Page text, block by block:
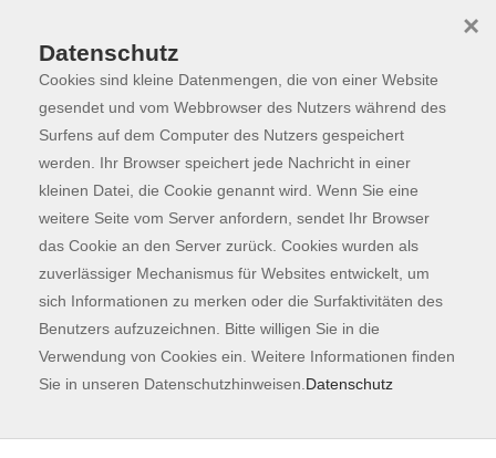
Skip to main content
Programm
Der Kurs konnte nicht gefunden werden.
Kontaktformular
Impressum
AGB
Datenschutzerklärung
Datenschutz
Cookies sind kleine Datenmengen, die von einer Website
gesendet und vom Webbrowser des Nutzers während des
Surfens auf dem Computer des Nutzers gespeichert
werden. Ihr Browser speichert jede Nachricht in einer
kleinen Datei, die Cookie genannt wird. Wenn Sie eine
weitere Seite vom Server anfordern, sendet Ihr Browser
das Cookie an den Server zurück. Cookies wurden als
zuverlässiger Mechanismus für Websites entwickelt, um
sich Informationen zu merken oder die Surfaktivitäten des
Benutzers aufzuzeichnen. Bitte willigen Sie in die
Verwendung von Cookies ein. Weitere Informationen finden
Sie in unseren Datenschutzhinweisen. Datenschutz
×